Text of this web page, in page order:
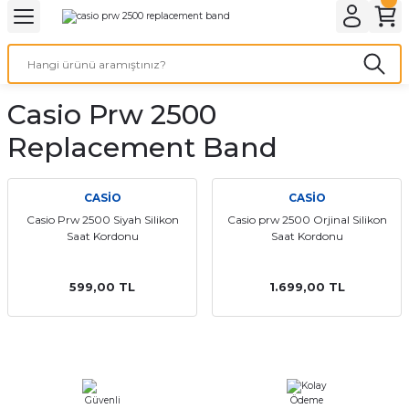
Geri Dön
& ELEKTİRİK AYDINLATMA & ELEKTRİK
Geri Dön
ve Cihaz Pilleri
ÇEŞİTLERİ
ÇEŞİTLERİ
Geri Dön
Geri Dön
Kordon Çeşitleri
kordonları
Casio Prw 2500
Replacement Band
CASİO
Casio Prw 2500 Siyah Silikon
Saat Kordonu
599,00 TL
CASİO
Casio prw 2500 Orjinal Silikon
Saat Kordonu
1.699,00 TL